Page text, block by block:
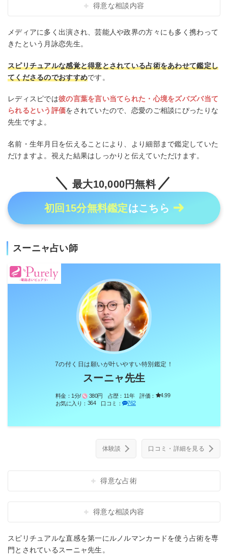
得意な相談内容
メディアに多く出演され、芸能人や政界の方々にも多く携わって
きたという月詠恋先生。
スピリチュアルな感覚と得意とされている占術をあわせて鑑定し
てくださるのでおすすめです。
レディスピでは彼の言葉を言い当てられた・心境をズバズバ当て
られるという評価をされていたので、恋愛のご相談にぴったりな
先生ですよ。
名前・生年月日を伝えることにより、より細部まで鑑定していた
だけますよ。視えた結果はしっかりと伝えていただけます。
最大10,000円無料
初回15分無料鑑定はこちら
スーニャ占い師
7の付く日は願いが叶いやすい特別鑑定！
スーニャ先生
料金： 1分/ 380円 占歴： 11年 評価：
4.99
お気に入り： 364 口コミ： 762
体験談 口コミ・詳細を見る
得意な占術
得意な相談内容
スピリチュアルな直感を第一にルノルマンカードを使う占術を専
門とされているスーニャ先生。